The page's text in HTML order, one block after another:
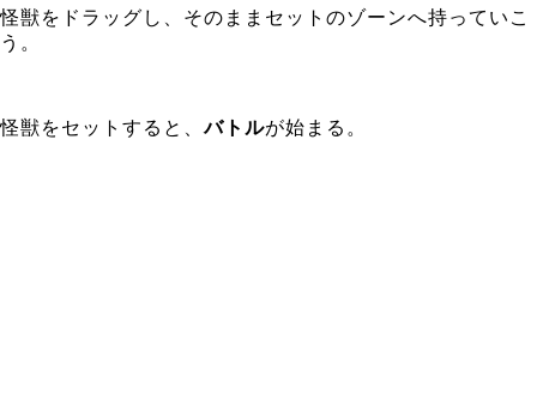
怪獣をドラッグし、そのままセットのゾーンへ持っていこ
う。
怪獣をセットすると、バトルが始まる。